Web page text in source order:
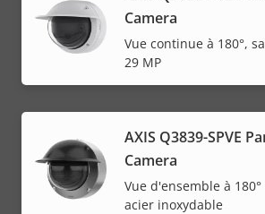
Camera
Vue continue à 180°,
29 MP
AXIS Q3839-SPVE
Camera
Vue d'ensemble à
acier inoxydable